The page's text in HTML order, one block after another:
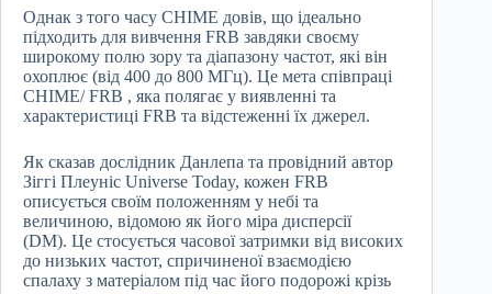
Однак з того часу CHIME довів, що ідеально
підходить для вивчення FRB завдяки своєму
широкому полю зору та діапазону частот, які він
охоплює (від 400 до 800 МГц). Це мета співпраці
CHIME/ FRB , яка полягає у виявленні та
характеристиці FRB та відстеженні їх джерел.
Як сказав дослідник Данлепа та провідний автор
Зіггі Плеуніс Universe Today, кожен FRB
описується своїм положенням у небі та
величиною, відомою як його міра дисперсії
(DM). Це стосується часової затримки від високих
до низьких частот, спричиненої взаємодією
спалаху з матеріалом під час його подорожі крізь